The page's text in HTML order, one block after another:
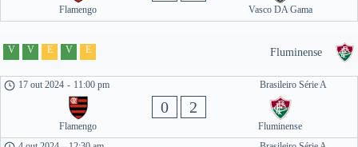
Flamengo Vasco DA Gama
Fluminense
V V E V E
Brasileiro Série A
17 out 2024 - 11:00 pm
Flamengo
0 2
Fluminense